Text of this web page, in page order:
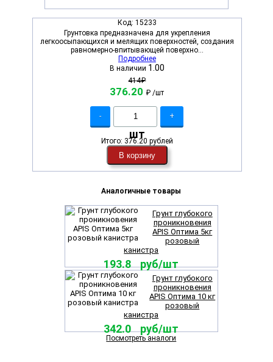
Код: 15233
Грунтовка предназначена для укрепления
легкоосыпающихся и мелящих поверхностей, создания
равномерно-впитывающей поверхно...
Подробнее
В наличии 1.00
414₽
376.20 ₽/шт
- +
шт
Итого: 376.20 рублей
В корзину
Аналогичные товары
Грунт глубокого
проникновения
APIS Оптима 5кг
розовый
канистра
193.8 руб/шт
Грунт глубокого
проникновения
APIS Оптима 10 кг
розовый
канистра
342.0 руб/шт
Посмотреть аналоги